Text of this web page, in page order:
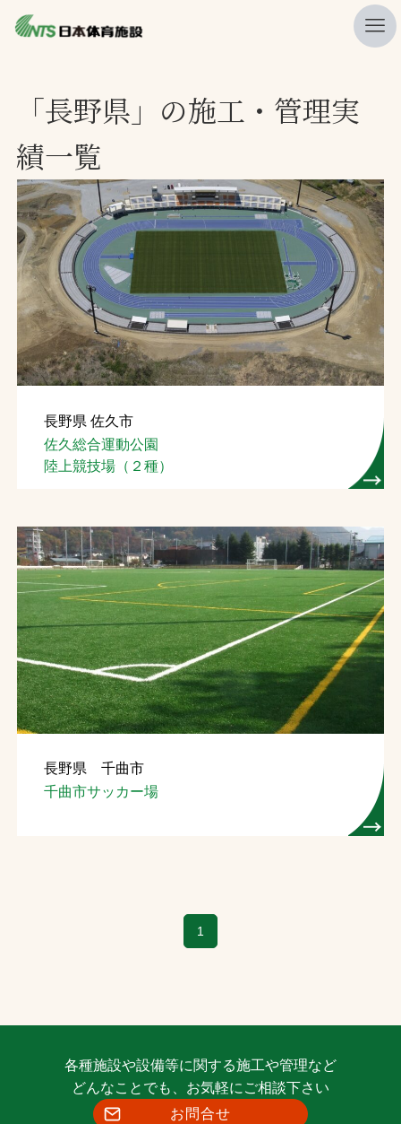
ニュース
プレスリリース
レポート
製品・サービス一覧
施工・管理実績一覧
会社概要
採用情報
検索
お問合せ
お取引先の皆様へ
ソーシャルメディアポリシー
InstagramFacebookYouTube
文字の見えづらさや操作にお困りの方へ
「長野県」の施工・管理実
績一覧
長野県 佐久市
佐久総合運動公園
陸上競技場（２種）
長野県 千曲市
千曲市サッカー場
1
各種施設や設備等に関する施工や管理など
どんなことでも、お気軽にご相談下さい
お問合せ